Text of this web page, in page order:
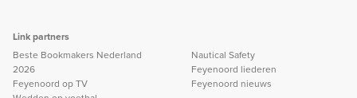
Link partners
Beste Bookmakers Nederland
2026
Feyenoord op TV
Nautical Safety
Feyenoord liederen
Feyenoord nieuws